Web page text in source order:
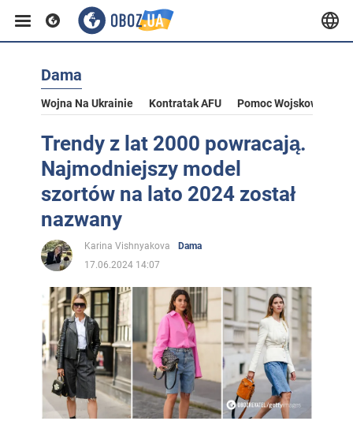
Dama
Wojna Na Ukrainie Kontratak AFU Pomoc Wojskowa Dla
Trendy z lat 2000 powracają.
Najmodniejszy model
szortów na lato 2024 został
nazwany
Karina Vishnyakova
Dama
17.06.2024 14:07